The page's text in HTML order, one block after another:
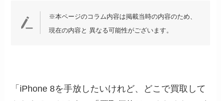
※本ページのコラム内容は掲載当時の内容のため、
現在の内容と 異なる可能性がございます。
「iPhone 8を手放したいけれど、どこで買取して